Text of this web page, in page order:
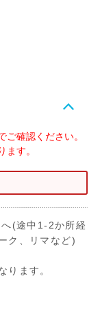
確認ください。
す。
(途中1-2か所経
ク、リマなど)
ります。